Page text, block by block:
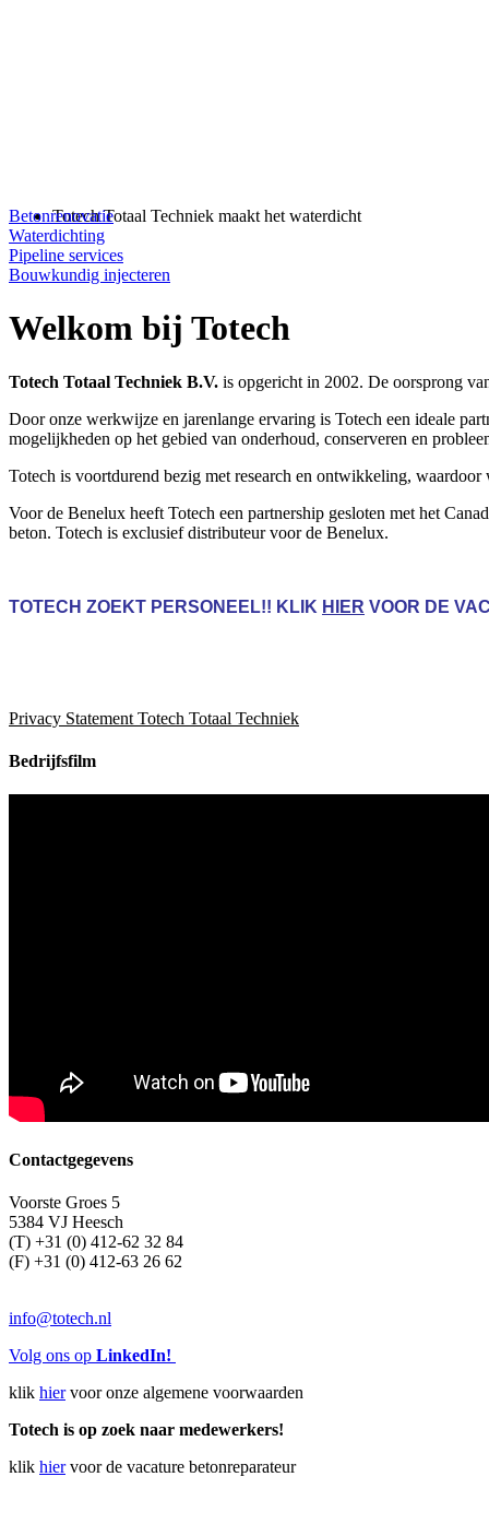
Totech Totaal Techniek maakt het waterdicht
Betonrenovatie
Waterdichting
Pipeline services
Bouwkundig injecteren
Welkom bij Totech
Totech Totaal Techniek B.V. is opgericht in 2002. De oorsprong
Door onze werkwijze en jarenlange ervaring is Totech een ideale
mogelijkheden op het gebied van onderhoud, conserveren en
Totech is voortdurend bezig met research en ontwikkeling,
Voor de Benelux heeft Totech een partnership gesloten met het
beton. Totech is exclusief distributeur voor de Benelux.
TOTECH ZOEKT PERSONEEL!! KLIK HIER VOOR DE
Privacy Statement Totech Totaal Techniek
Bedrijfsfilm
Contactgegevens
Voorste Groes 5
5384 VJ Heesch
(T) +31 (0) 412-62 32 84
(F) +31 (0) 412-63 26 62
info@totech.nl
Volg ons op LinkedIn!
klik hiervoor onze algemene voorwaarden
Totech is op zoek naar medewerkers!
klik hiervoor de vacature betonreparateur